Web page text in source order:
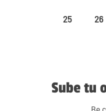
25 26
Sube tu